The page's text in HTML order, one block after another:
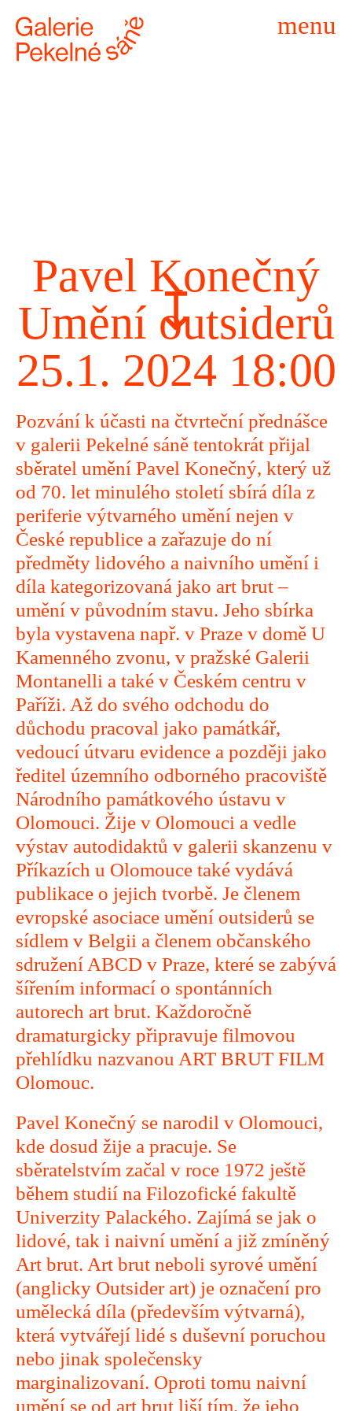
menu
Pavel Konečný
Umění outsiderů
25.1. 2024 18:00
↧
Pozvání k účasti na čtvrteční přednášce
v galerii Pekelné sáně tentokrát přijal
sběratel umění Pavel Konečný, který už
od 70. let minulého století sbírá díla z
periferie výtvarného umění nejen v
České republice a zařazuje do ní
předměty lidového a naivního umění i
díla kategorizovaná jako art brut –
umění v původním stavu. Jeho sbírka
byla vystavena např. v Praze v domě U
Kamenného zvonu, v pražské Galerii
Montanelli a také v Českém centru v
Paříži. Až do svého odchodu do
důchodu pracoval jako památkář,
vedoucí útvaru evidence a později jako
ředitel územního odborného pracoviště
Národního památkového ústavu v
Olomouci. Žije v Olomouci a vedle
výstav autodidaktů v galerii skanzenu v
Příkazích u Olomouce také vydává
publikace o jejich tvorbě. Je členem
evropské asociace umění outsiderů se
sídlem v Belgii a členem občanského
sdružení ABCD v Praze, které se zabývá
šířením informací o spontánních
autorech art brut. Každoročně
dramaturgicky připravuje filmovou
přehlídku nazvanou ART BRUT FILM
Olomouc.
Pavel Konečný se narodil v Olomouci,
kde dosud žije a pracuje. Se
sběratelstvím začal v roce 1972 ještě
během studií na Filozofické fakultě
Univerzity Palackého. Zajímá se jak o
lidové, tak i naivní umění a již zmíněný
Art brut. Art brut neboli syrové umění
(anglicky Outsider art) je označení pro
umělecká díla (především výtvarná),
která vytvářejí lidé s duševní poruchou
nebo jinak společensky
marginalizovaní. Oproti tomu naivní
umění se od art brut liší tím, že jeho